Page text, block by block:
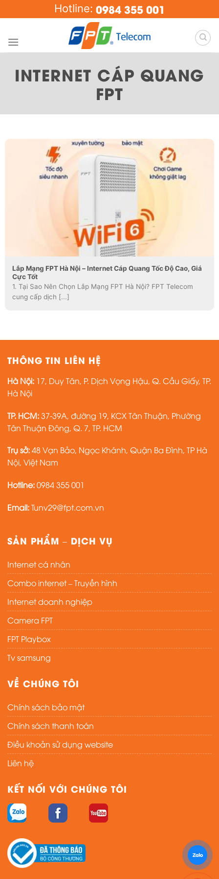
to
Hotline: 0984 355 001
INTERNET CÁP QUANG
FPT
Lắp Mạng FPT Hà Nội – Internet Cáp Quang Tốc Độ Cao, Giá
Cực Tốt
1. Tại Sao Nên Chọn Lắp Mạng FPT Hà Nội? FPT Telecom
cung cấp dịch [...]
THÔNG TIN LIÊN HỆ
Hà Nội: 17, Duy Tân, P. Dịch Vọng Hậu, Q. Cầu Giấy, TP.
Hà Nội
TP. HCM:37-39A, đường 19, KCX Tân Thuận, Phường
Tân Thuận Đông, Q. 7, TP. HCM
Trụ sở:48 Vạn Bảo, Ngọc Khánh, Quận Ba Đình, TP Hà
Nội, Việt Nam
Hotline:0984 355 001
Email:Tunv29@fpt.com.vn
SẢN PHẨM – DỊCH VỤ
Internet cá nhân
Combo internet – Truyền hình
Internet doanh nghiệp
Camera FPT
FPT Playbox
Tv samsung
VỀ CHÚNG TÔI
Chính sách bảo mật
Chính sách thanh toán
Điều khoản sử dụng website
Liên hệ
KẾT NỐI VỚI CHÚNG TÔI